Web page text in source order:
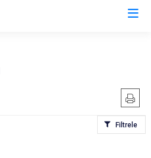
Filtrele